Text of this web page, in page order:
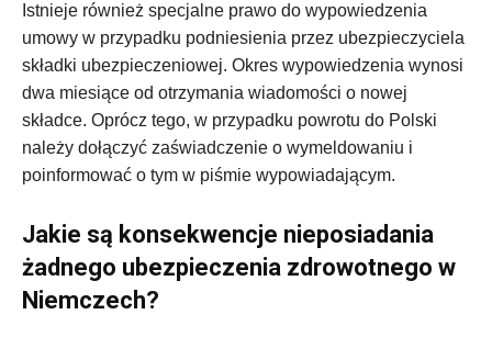
Istnieje również specjalne prawo do wypowiedzenia
umowy w przypadku podniesienia przez ubezpieczyciela
składki ubezpieczeniowej. Okres wypowiedzenia wynosi
dwa miesiące od otrzymania wiadomości o nowej
składce. Oprócz tego, w przypadku powrotu do Polski
należy dołączyć zaświadczenie o wymeldowaniu i
poinformować o tym w piśmie wypowiadającym.
Jakie są konsekwencje nieposiadania
żadnego ubezpieczenia zdrowotnego w
Niemczech?